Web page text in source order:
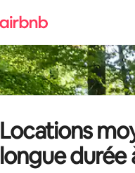
Locations
longue durée